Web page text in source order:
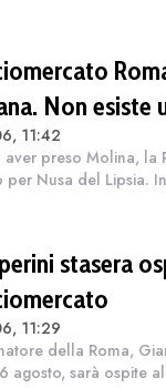
Non esiste
11:42
preso Molina, la
per Nusa del Lipsia.
stasera
11:29
della Roma,
agosto, sarà ospite